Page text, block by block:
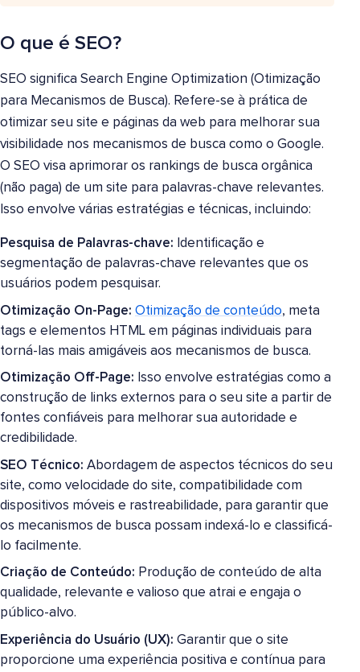
O que é SEO?
SEO significa Search Engine Optimization (Otimização
para Mecanismos de Busca). Refere-se à prática de
otimizar seu site e páginas da web para melhorar sua
visibilidade nos mecanismos de busca como o Google.
O SEO visa aprimorar os rankings de busca orgânica
(não paga) de um site para palavras-chave relevantes.
Isso envolve várias estratégias e técnicas, incluindo:
Pesquisa de Palavras-chave: Identificação e
segmentação de palavras-chave relevantes que os
usuários podem pesquisar.
Otimização On-Page: Otimização de conteúdo, meta
tags e elementos HTML em páginas individuais para
torná-las mais amigáveis aos mecanismos de busca.
Otimização Off-Page: Isso envolve estratégias como a
construção de links externos para o seu site a partir de
fontes confiáveis para melhorar sua autoridade e
credibilidade.
SEO Técnico: Abordagem de aspectos técnicos do seu
site, como velocidade do site, compatibilidade com
dispositivos móveis e rastreabilidade, para garantir que
os mecanismos de busca possam indexá-lo e classificá-
lo facilmente.
Criação de Conteúdo: Produção de conteúdo de alta
qualidade, relevante e valioso que atrai e engaja o
público-alvo.
Experiência do Usuário (UX): Garantir que o site
proporcione uma experiência positiva e contínua para